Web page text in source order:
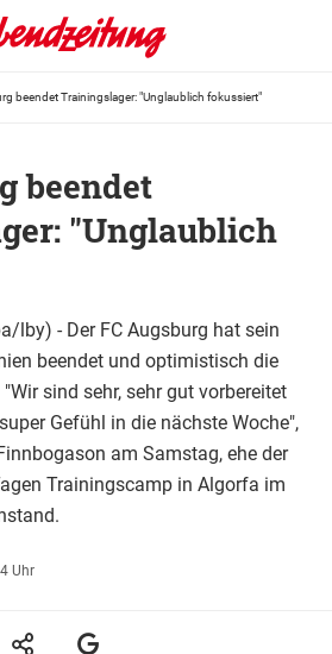
beendet Trainingslager: "Unglaublich fokussiert"
beendet
"Unglaublich
lby) - Der FC Augsburg hat sein
beendet und optimistisch die
sind sehr, sehr gut vorbereitet
Gefühl in die nächste Woche",
am Samstag, ehe der
Trainingscamp in Algorfa im
Uhr